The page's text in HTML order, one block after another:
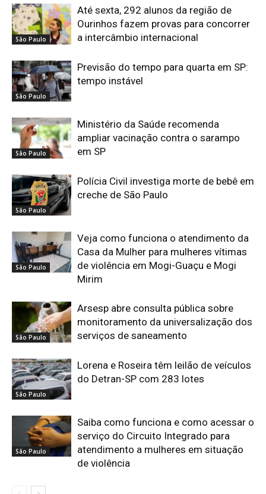
São Paulo
Até sexta, 292 alunos da região de
Ourinhos fazem provas para concorrer
a intercâmbio internacional
São Paulo
Previsão do tempo para quarta em SP:
tempo instável
São Paulo
Ministério da Saúde recomenda
ampliar vacinação contra o sarampo
em SP
São Paulo
Polícia Civil investiga morte de bebê em
creche de São Paulo
São Paulo
Veja como funciona o atendimento da
Casa da Mulher para mulheres vítimas
de violência em Mogi-Guaçu e Mogi
Mirim
São Paulo
Arsesp abre consulta pública sobre
monitoramento da universalização dos
serviços de saneamento
São Paulo
Lorena e Roseira têm leilão de veículos
do Detran-SP com 283 lotes
São Paulo
Saiba como funciona e como acessar o
serviço do Circuito Integrado para
atendimento a mulheres em situação
de violência